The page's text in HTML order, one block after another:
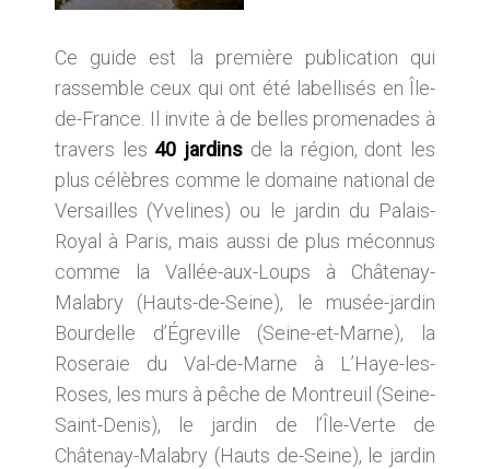
Ce guide est la première publication qui
rassemble ceux qui ont été labellisés en Île-
de-France. Il invite à de belles promenades à
travers les 40 jardinsde la région, dont les
plus célèbres comme le domaine national de
Versailles (Yvelines) ou le jardin du Palais-
Royal à Paris, mais aussi de plus méconnus
comme la Vallée-aux-Loups à Châtenay-
Malabry (Hauts-de-Seine), le musée-jardin
Bourdelle d’Égreville (Seine-et-Marne), la
Roseraie du Val-de-Marne à L’Haye-les-
Roses, les murs à pêche de Montreuil (Seine-
Saint-Denis), le jardin de l’Île-Verte de
Châtenay-Malabry (Hauts de-Seine), le jardin